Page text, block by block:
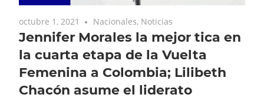
octubre 1, 2021 Nacionales, Noticias
Jennifer Morales la mejor tica en
la cuarta etapa de la Vuelta
Femenina a Colombia; Lilibeth
Chacón asume el liderato